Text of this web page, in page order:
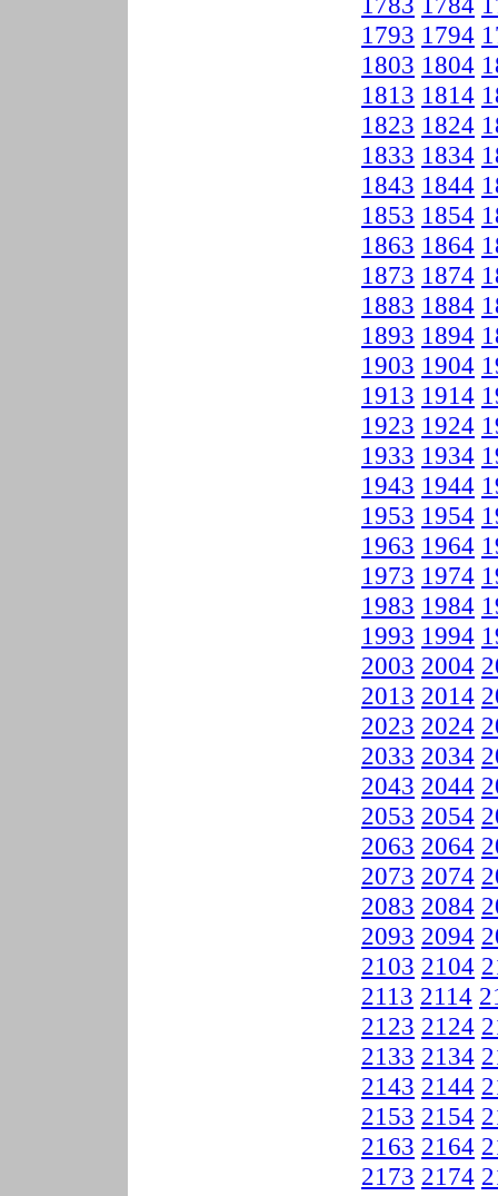
1793 1794
1803 1804
1813 1814
1823 1824
1833 1834
1843 1844
1853 1854
1863 1864
1873 1874
1883 1884
1893 1894
1903 1904
1913 1914
1923 1924
1933 1934
1943 1944
1953 1954
1963 1964
1973 1974
1983 1984
1993 1994
2003 2004
2013 2014
2023 2024
2033 2034
2043 2044
2053 2054
2063 2064
2073 2074
2083 2084
2093 2094
2103 2104
2113 2114
2123 2124
2133 2134
2143 2144
2153 2154
2163 2164
2173 2174